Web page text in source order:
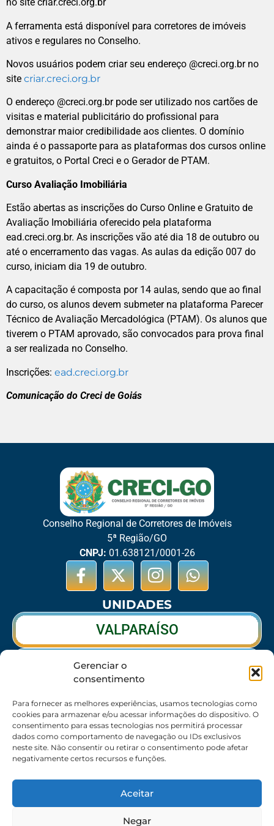
Gerenciar o
consentimento
Para fornecer as melhores experiências, usamos tecnologias como
cookies para armazenar e/ou acessar informações do dispositivo. O
consentimento para essas tecnologias nos permitirá processar
dados como comportamento de navegação ou IDs exclusivos
neste site. Não consentir ou retirar o consentimento pode afetar
negativamente certos recursos e funções.
Aceitar
Negar
A ferramenta está disponível para corretores de imóveis
ativos e regulares no Conselho.
Novos usuários podem criar seu endereço @creci.org.br no
site criar.creci.org.br
O endereço @creci.org.br pode ser utilizado nos cartões de
visitas e material publicitário do profissional para
demonstrar maior credibilidade aos clientes. O domínio
ainda é o passaporte para as plataformas dos cursos online
e gratuitos, o Portal Creci e o Gerador de PTAM.
Curso Avaliação Imobiliária
Estão abertas as inscrições do Curso Online e Gratuito de
Avaliação Imobiliária oferecido pela plataforma
ead.creci.org.br. As inscrições vão até dia 18 de outubro ou
até o encerramento das vagas. As aulas da edição 007 do
curso, iniciam dia 19 de outubro.
A capacitação é composta por 14 aulas, sendo que ao final
do curso, os alunos devem submeter na plataforma Parecer
Técnico de Avaliação Mercadológica (PTAM). Os alunos que
tiverem o PTAM aprovado, são convocados para prova final
a ser realizada no Conselho.
Inscrições: ead.creci.org.br
Comunicação do Creci de Goiás
Conselho Regional de Corretores de Imóveis
5ª Região/GO
CNPJ: 01.638121/0001-26
UNIDADES
VALPARAÍSO
RIO VERDE
CALDAS NOVAS
SEDE
62 3095-6530 / 62 3236-7350 / 62 99643-1994
8:30h às 17:30h
Rua 56 – Palácio dos Colibris, N° 390,